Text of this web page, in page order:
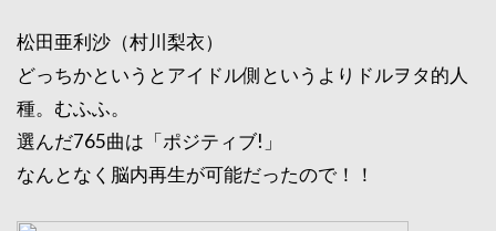
松田亜利沙（村川梨衣）
どっちかというとアイドル側というよりドルヲタ的人
種。むふふ。
選んだ765曲は「ポジティブ!」
なんとなく脳内再生が可能だったので！！